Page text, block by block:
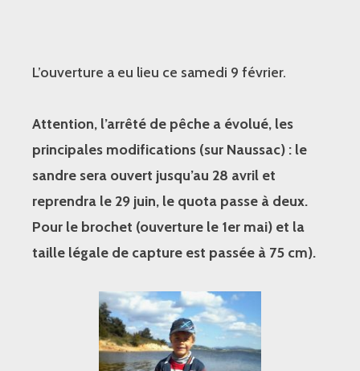
L’ouverture a eu lieu ce samedi 9 février.
Attention, l’arrêté de pêche a évolué, les
principales modifications (sur Naussac) : le
sandre sera ouvert jusqu’au 28 avril et
reprendra le 29 juin, le quota passe à deux.
Pour le brochet (ouverture le 1er mai) et la
taille légale de capture est passée à 75 cm).